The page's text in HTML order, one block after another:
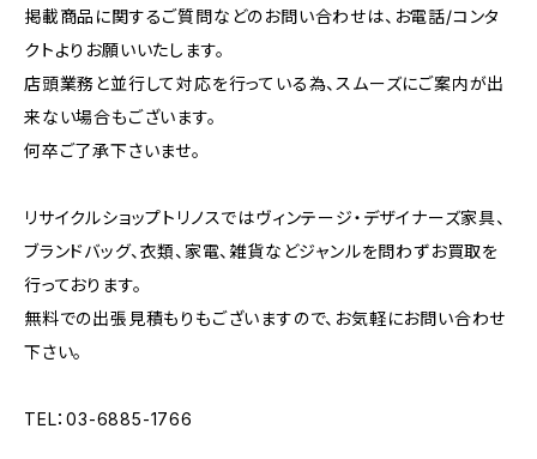
掲載商品に関するご質問などのお問い合わせは、お電話/コンタ
クトよりお願いいたします。
店頭業務と並行して対応を行っている為、スムーズにご案内が出
来ない場合もございます。
何卒ご了承下さいませ。
リサイクルショップトリノスではヴィンテージ・デザイナーズ家具、
ブランドバッグ、衣類、家電、雑貨などジャンルを問わずお買取を
行っております。
無料での出張見積もりもございますので、お気軽にお問い合わせ
下さい。
TEL：03-6885-1766